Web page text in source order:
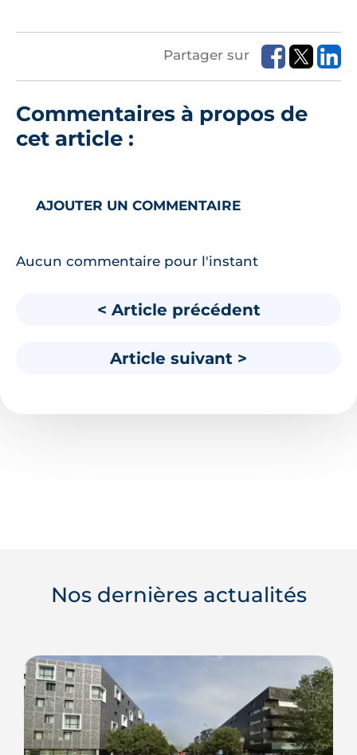
Partager sur
Commentaires à propos de
cet article :
AJOUTER UN COMMENTAIRE
Aucun commentaire pour l'instant
< Article précédent
Article suivant >
Nos dernières actualités